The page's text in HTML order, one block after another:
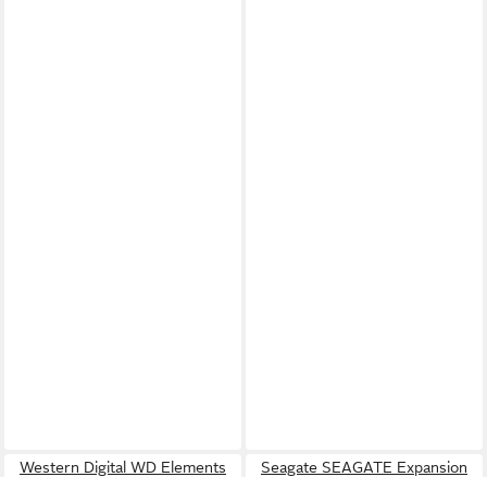
Western Digital WD Elements
Seagate SEAGATE Expansion